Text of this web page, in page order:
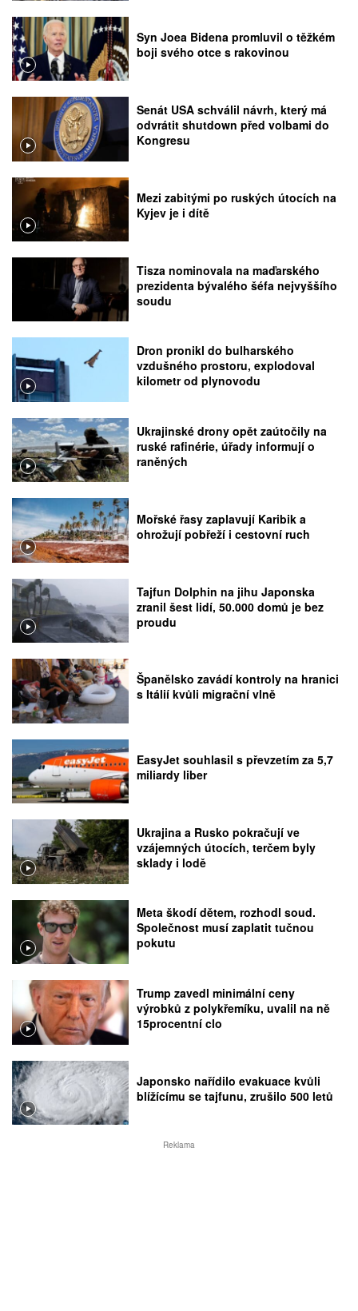
Syn Joea Bidena promluvil o těžkém
boji svého otce s rakovinou
Senát USA schválil návrh, který má
odvrátit shutdown před volbami do
Kongresu
Mezi zabitými po ruských útocích na
Kyjev je i dítě
Tisza nominovala na maďarského
prezidenta bývalého šéfa nejvyššího
soudu
Dron pronikl do bulharského
vzdušného prostoru, explodoval
kilometr od plynovodu
Ukrajinské drony opět zaútočily na
ruské rafinérie, úřady informují o
raněných
Mořské řasy zaplavují Karibik a
ohrožují pobřeží i cestovní ruch
Tajfun Dolphin na jihu Japonska
zranil šest lidí, 50.000 domů je bez
proudu
Španělsko zavádí kontroly na hranici
s Itálií kvůli migrační vlně
EasyJet souhlasil s převzetím za 5,7
miliardy liber
Ukrajina a Rusko pokračují ve
vzájemných útocích, terčem byly
sklady i lodě
Meta škodí dětem, rozhodl soud.
Společnost musí zaplatit tučnou
pokutu
Trump zavedl minimální ceny
výrobků z polykřemíku, uvalil na ně
15procentní clo
Japonsko nařídilo evakuace kvůli
blížícímu se tajfunu, zrušilo 500 letů
Reklama